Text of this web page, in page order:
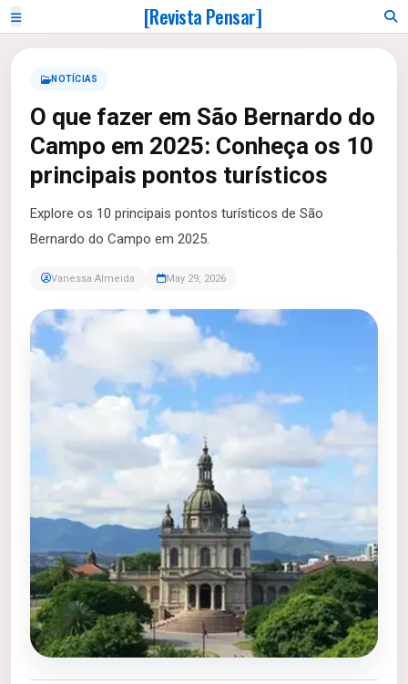
[Revista Pensar]
NOTÍCIAS
O que fazer em São Bernardo do
Campo em 2025: Conheça os 10
principais pontos turísticos
Explore os 10 principais pontos turísticos de São
Bernardo do Campo em 2025.
Vanessa Almeida May 29, 2026